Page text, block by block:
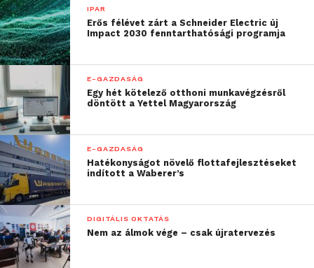
kialakítandó elemét,” és
hozzátette, hogy „az
„Invented in Hungary” –
„Magyarországi
találmány” szemlélet
már a kutatás-fejlesztési
ösztönzők aktuális
reformjának is
köszönhető.”
IPAR
Erős félévet zárt a Schneider Electric új
Impact 2030 fenntarthatósági programja
E-GAZDASÁG
Egy hét kötelező otthoni munkavégzésről
döntött a Yettel Magyarország
E-GAZDASÁG
Hatékonyságot növelő flottafejlesztéseket
indított a Waberer’s
DIGITÁLIS OKTATÁS
Nem az álmok vége – csak újratervezés